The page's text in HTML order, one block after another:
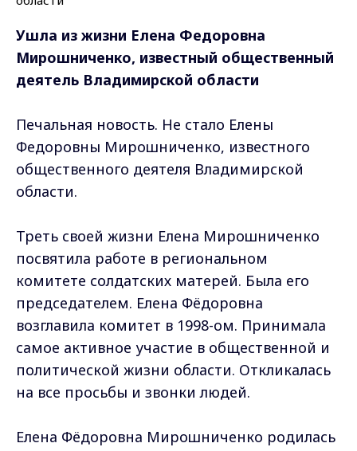
Ушла из жизни Елена Федоровна
Мирошниченко, известный общественный
деятель Владимирской области
Печальная новость. Не стало Елены
Федоровны Мирошниченко, известного
общественного деятеля Владимирской
области.
Треть своей жизни Елена Мирошниченко
посвятила работе в региональном
комитете солдатских матерей. Была его
председателем. Елена Фёдоровна
возглавила комитет в 1998-ом. Принимала
самое активное участие в общественной и
политической жизни области. Откликалась
на все просьбы и звонки людей.
Елена Фёдоровна Мирошниченко родилась